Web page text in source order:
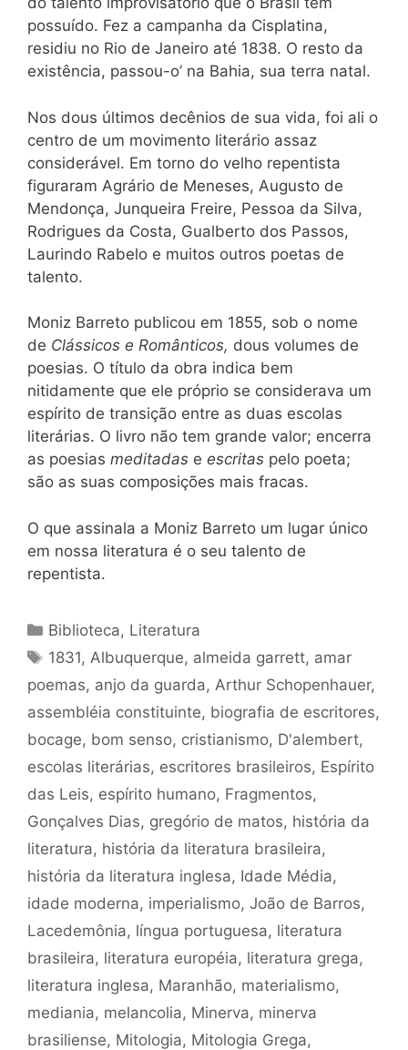
possuído. Fez a campanha da Cisplatina,
residiu no Rio de Janeiro até 1838. O resto da
existência, passou-o’ na Bahia, sua terra natal.
Nos dous últimos decênios de sua vida, foi ali o
centro de um movimento literário assaz
considerável. Em torno do velho repentista
figuraram Agrário de Meneses, Augusto de
Mendonça, Junqueira Freire, Pessoa da Silva,
Rodrigues da Costa, Gualberto dos Passos,
Laurindo Rabelo e muitos outros poetas de
talento.
Moniz Barreto publicou em 1855, sob o nome
de Clássicos e Românticos, dous volumes de
poesias. O título da obra indica bem
nitidamente que ele próprio se considerava um
espírito de transição entre as duas escolas
literárias. O livro não tem grande valor; encerra
as poesias meditadas e escritas pelo poeta;
são as suas composições mais fracas.
O que assinala a Moniz Barreto um lugar único
em nossa literatura é o seu talento de
repentista.
Categorias
Biblioteca, Literatura
Tags
1831, Albuquerque, almeida garrett, amar
poemas, anjo da guarda, Arthur Schopenhauer,
assembléia constituinte, biografia de escritores,
bocage, bom senso, cristianismo, D'alembert,
escolas literárias, escritores brasileiros, Espírito
das Leis, espírito humano, Fragmentos,
Gonçalves Dias, gregório de matos, história da
literatura, história da literatura brasileira,
história da literatura inglesa, Idade Média,
idade moderna, imperialismo, João de Barros,
Lacedemônia, língua portuguesa, literatura
brasileira, literatura européia, literatura grega,
literatura inglesa, Maranhão, materialismo,
mediania, melancolia, Minerva, minerva
brasiliense, Mitologia, Mitologia Grega,